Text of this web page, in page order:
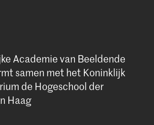
Academie van Beeldende
samen met het Koninklijk
de Hogeschool der
Haag